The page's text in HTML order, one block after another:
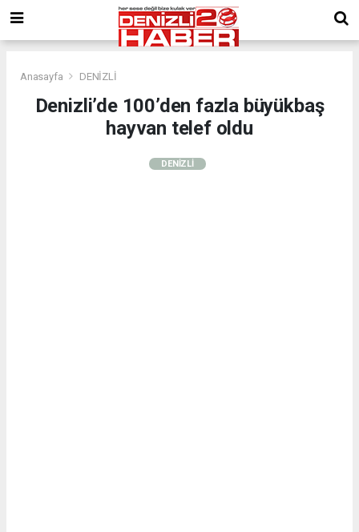
Anasayfa DENİZLİ
Denizli’de 100’den fazla büyükbaş
hayvan telef oldu
DENİZLİ